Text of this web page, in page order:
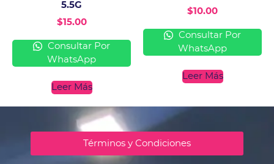
5.5G
$15.00
Consultar Por
WhatsApp
Leer Más
$10.00
Consultar Por
WhatsApp
Leer Más
Términos y Condiciones